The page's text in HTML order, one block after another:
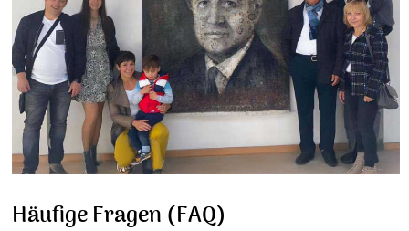
Häufige Fragen (FAQ)